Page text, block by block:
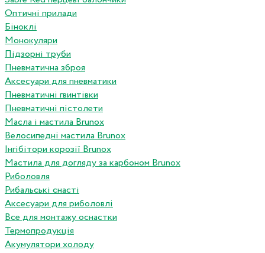
Оптичні прилади
Біноклі
Монокуляри
Підзорні труби
Пневматична зброя
Аксесуари для пневматики
Пневматичні гвинтівки
Пневматичні пістолети
Масла і мастила Brunox
Велосипедні мастила Brunox
Інгібітори корозії Brunox
Мастила для догляду за карбоном Brunox
Риболовля
Рибальські снасті
Аксесуари для риболовлі
Все для монтажу оснастки
Термопродукція
Акумулятори холоду